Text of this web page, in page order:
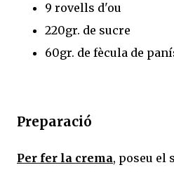
9 rovells d'ou
220gr. de sucre
60gr. de fècula de
Preparació
Per fer la crema, poseu el